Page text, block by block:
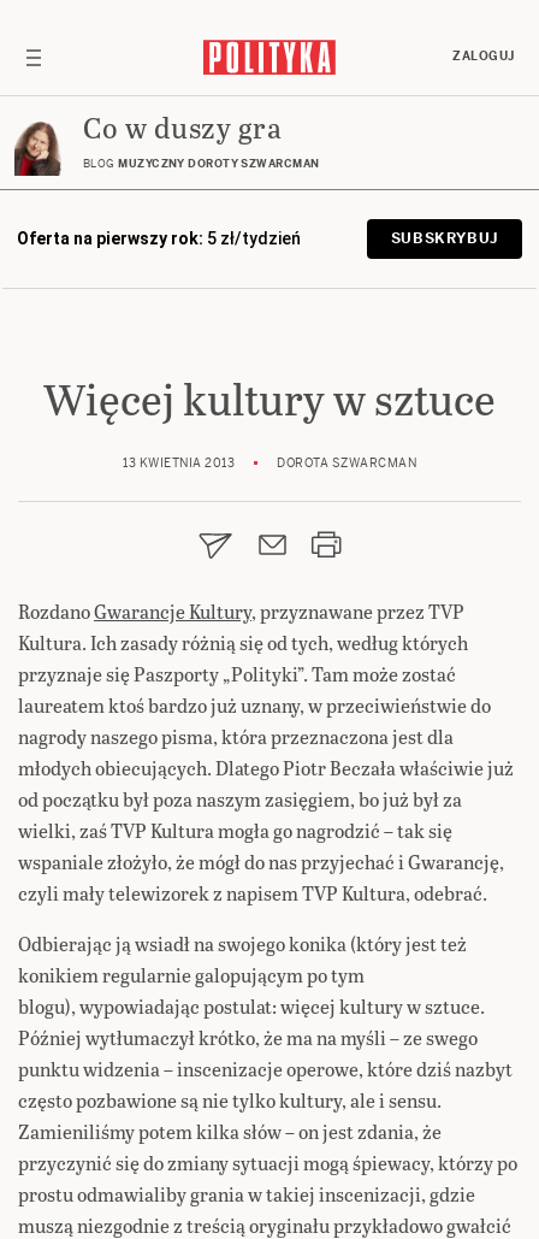
ZALOGUJ
Co w duszy gra
BLOG MUZYCZNY DOROTY SZWARCMAN
Oferta na pierwszy rok: 5 zł/tydzień SUBSKRYBUJ
Więcej kultury w sztuce
13 KWIETNIA 2013 DOROTA SZWARCMAN
RozdanoGwarancje Kultury, przyznawane przez TVP
Kultura. Ich zasady różnią się od tych, według których
przyznaje się Paszporty „Polityki”. Tam może zostać
laureatem ktoś bardzo już uznany, w przeciwieństwie do
nagrody naszego pisma, która przeznaczona jest dla
młodych obiecujących. Dlatego Piotr Beczała właściwie już
od początku był poza naszym zasięgiem, bo już był za
wielki, zaś TVP Kultura mogła go nagrodzić – tak się
wspaniale złożyło, że mógł do nas przyjechać i Gwarancję,
czyli mały telewizorek z napisem TVP Kultura, odebrać.
Odbierając ją wsiadł na swojego konika (który jest też
konikiem regularnie galopującym po tym
blogu), wypowiadając postulat: więcej kultury w sztuce.
Później wytłumaczył krótko, że ma na myśli – ze swego
punktu widzenia – inscenizacje operowe, które dziś nazbyt
często pozbawione są nie tylko kultury, ale i sensu.
Zamieniliśmy potem kilka słów – on jest zdania, że
przyczynić się do zmiany sytuacji mogą śpiewacy, którzy po
prostu odmawialiby grania w takiej inscenizacji, gdzie
muszą niezgodnie z treścią oryginału przykładowo gwałcić